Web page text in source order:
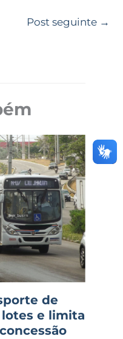
Post seguinte →
de
e limita